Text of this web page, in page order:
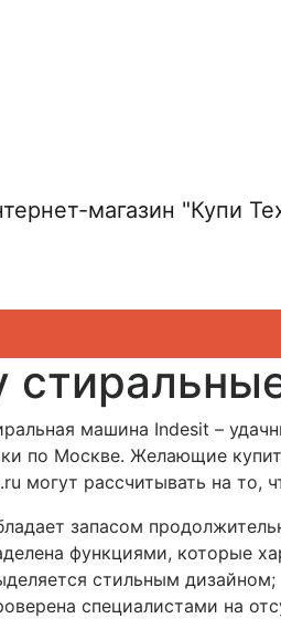
машина Indesit –
по Москве. Желающие
могут рассчитывать на то,
запасом
функциями, которые
стильным дизайном;
специалистами на